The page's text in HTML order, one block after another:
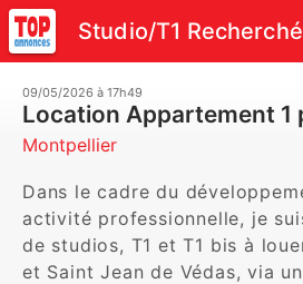
09/05/2026 à 17h49
Location Appartement 1
Montpellier
Dans le cadre du
activité professionnelle, je
de studios, T1 et T1 bis à
et Saint Jean de Védas, via